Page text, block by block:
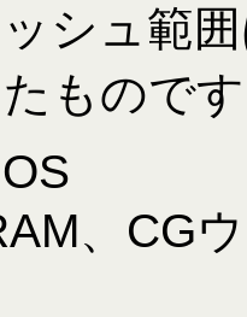
シュ範
もので
、CG